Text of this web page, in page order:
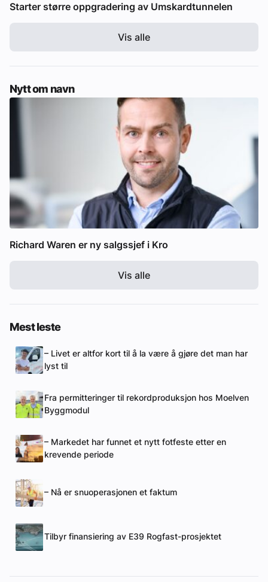
Starter større oppgradering av Umskardtunnelen
Vis alle
Nytt om navn
Richard Waren er ny salgssjef i Kro
Vis alle
Mest leste
– Livet er altfor kort til å la være å gjøre det man har
lyst til
Fra permitteringer til rekordproduksjon hos Moelven
Byggmodul
– Markedet har funnet et nytt fotfeste etter en
krevende periode
– Nå er snuoperasjonen et faktum
Tilbyr finansiering av E39 Rogfast-prosjektet